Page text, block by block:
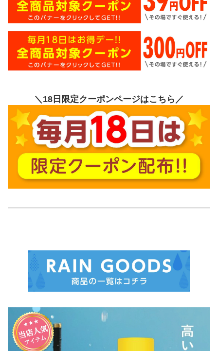
＼18日限定クーポンページはこちら／